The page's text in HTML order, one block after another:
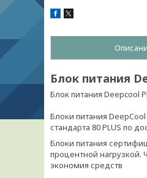
Блок питания
Блок питания Deepcool
Блоки питания
стандарта 80 PLUS по
Блоки питания
процентной
экономия средств